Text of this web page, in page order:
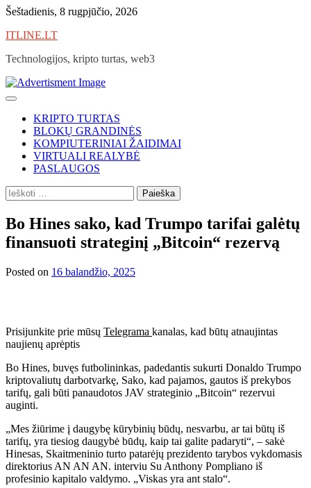
Skip
content
Šeštadienis, 8 rugpjūčio, 2026
ITLINE.LT
Technologijos, kripto turtas, web3
KRIPTO TURTAS
BLOKŲ GRANDINĖS
KOMPIUTERINIAI ŽAIDIMAI
VIRTUALI REALYBĖ
PASLAUGOS
Ieškoti:
Bo Hines sako, kad Trumpo tarifai galėtų
finansuoti strateginį „Bitcoin“ rezervą
Posted on 16 balandžio, 2025
Prisijunkite prie mūsų Telegrama kanalas, kad būtų atnaujintas
naujienų aprėptis
Bo Hines, buvęs futbolininkas, padedantis sukurti Donaldo Trumpo
kriptovaliutų darbotvarkę, Sako, kad pajamos, gautos iš prekybos
tarifų, gali būti panaudotos JAV strateginio „Bitcoin“ rezervui
auginti.
„Mes žiūrime į daugybę kūrybinių būdų, nesvarbu, ar tai būtų iš
tarifų, yra tiesiog daugybė būdų, kaip tai galite padaryti“, – sakė
Hinesas, Skaitmeninio turto patarėjų prezidento tarybos vykdomasis
direktorius AN AN AN. interviu Su Anthony Pompliano iš
profesinio kapitalo valdymo. „Viskas yra ant stalo“.